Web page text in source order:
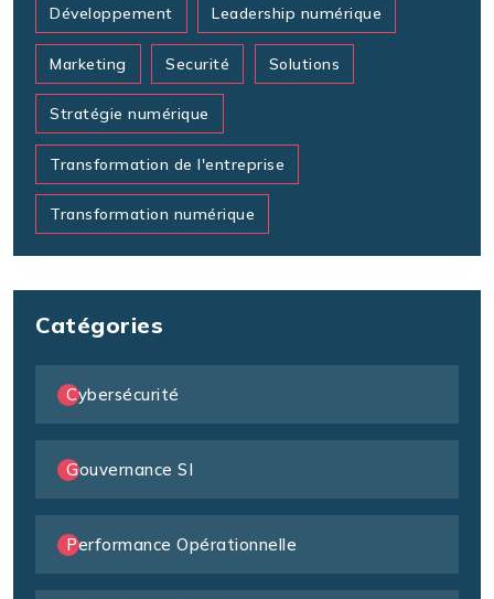
Développement Leadership numérique
Marketing Securité Solutions
Stratégie numérique
Transformation de l'entreprise
Transformation numérique
Catégories
Cybersécurité
Gouvernance SI
Performance Opérationnelle